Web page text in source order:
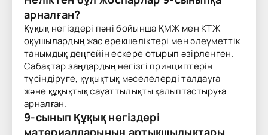
арналған?
Құқық негіздері пәні бойынша ҚМЖ мен КТЖ
оқушылардың жас ерекшеліктері мен әлеуметтік
танымдық деңгейін ескере отырып әзірленген.
Сабақтар заңдардың негізгі принциптерін
түсіндіруге, құқықтық мәселелерді талдауға
және құқықтық сауаттылықты қалыптастыруға
арналған.
9-сынып Құқық негіздері
материалдарының артықшылықтары